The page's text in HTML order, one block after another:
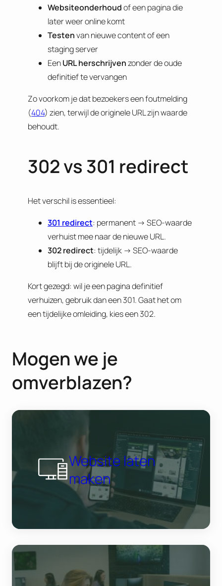
Websiteonderhoudof een pagina die
later weer online komt
Testenvan nieuwe content of een
staging server
EenURLherschrijvenzonder de oude
definitief te vervangen
Zo voorkom je dat bezoekers een foutmelding
(404) zien, terwijl de originele URL zijn waarde
behoudt.
302 vs 301 redirect
Het verschil is essentieel:
301 redirect: permanent → SEO-waarde
verhuist mee naar de nieuwe URL.
302 redirect: tijdelijk → SEO-waarde
blijft bij de originele URL.
Kort gezegd: wil je een pagina definitief
verhuizen, gebruik dan een 301. Gaat het om
een tijdelijke omleiding, kies een 302.
Mogen we je
omverblazen?
Website laten
maken